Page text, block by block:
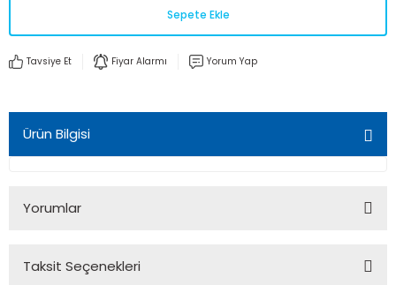
Sepete Ekle
Tavsiye Et Fiyar Alarmı Yorum Yap
Ürün Bilgisi
Yorumlar
Taksit Seçenekleri